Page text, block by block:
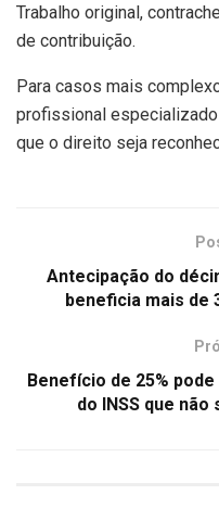
Trabalho original,
de contribuição.
Para casos mais
profissional
que o direito seja
Antecipação do
beneficia mais de
Benefício de 25%
do INSS que